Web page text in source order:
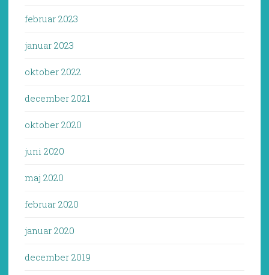
februar 2023
januar 2023
oktober 2022
december 2021
oktober 2020
juni 2020
maj 2020
februar 2020
januar 2020
december 2019